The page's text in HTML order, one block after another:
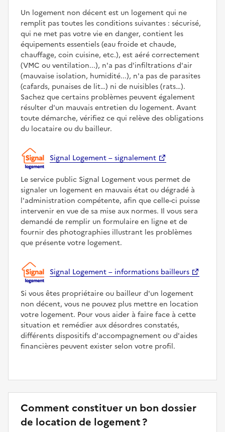
Un logement non décent est un logement qui ne
remplit pas toutes les conditions suivantes : sécurisé,
qui ne met pas votre vie en danger, contient les
équipements essentiels (eau froide et chaude,
chauffage, coin cuisine, etc.), est aéré correctement
(VMC ou ventilation...), n'a pas d'infiltrations d'air
(mauvaise isolation, humidité...), n'a pas de parasites
(cafards, punaises de lit…) ni de nuisibles (rats…).
Sachez que certains problèmes peuvent également
résulter d'un mauvais entretien du logement. Avant
toute démarche, vérifiez ce qui relève des obligations
du locataire ou du bailleur.
Signal Logement – signalement
Le service public Signal Logement vous permet de
signaler un logement en mauvais état ou dégradé à
l'administration compétente, afin que celle-ci puisse
intervenir en vue de sa mise aux normes. Il vous sera
demandé de remplir un formulaire en ligne et de
fournir des photographies illustrant les problèmes
que présente votre logement.
Signal Logement – informations bailleurs
Si vous êtes propriétaire ou bailleur d'un logement
non décent, vous ne pouvez plus mettre en location
votre logement. Pour vous aider à faire face à cette
situation et remédier aux désordres constatés,
différents dispositifs d'accompagnement ou d'aides
financières peuvent exister selon votre profil.
Comment constituer un bon dossier
de location de logement ?